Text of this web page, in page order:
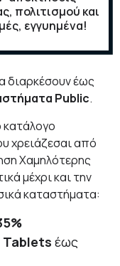
πολιτισμού και
εγγυημένα!
διαρκέσουν έως
Public.
κατάλογο
χρειάζεσαι από
Χαμηλότερης
μέχρι και την
καταστήματα:
Tablets έως